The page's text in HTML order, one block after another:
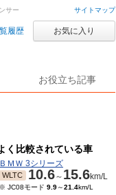
サイトマップ
履歴 お気に入り
お役立ち記事
サー
く比較されている車
ＢＭＷ 3シリーズ
WLTC 10.6～ 15.6km/L
※ JC08モード 9.9～21.4km/L